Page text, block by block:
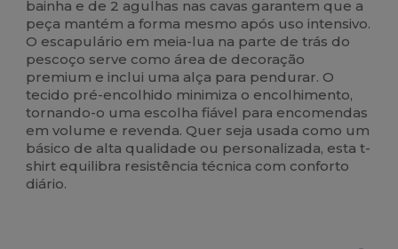
bainha e de 2 agulhas nas cavas garantem que a
peça mantém a forma mesmo após uso intensivo.
O escapulário em meia-lua na parte de trás do
pescoço serve como área de decoração
premium e inclui uma alça para pendurar. O
tecido pré-encolhido minimiza o encolhimento,
tornando-o uma escolha fiável para encomendas
em volume e revenda. Quer seja usada como um
básico de alta qualidade ou personalizada, esta t-
shirt equilibra resistência técnica com conforto
diário.